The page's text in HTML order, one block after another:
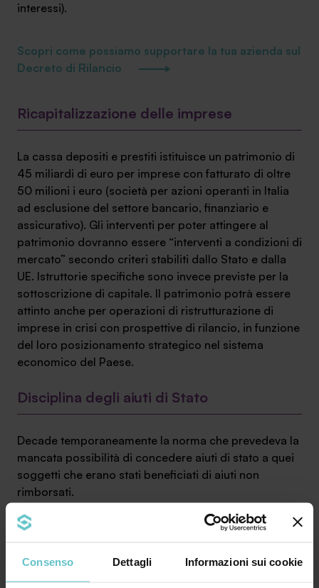
Consenso Dettagli Informazioni sui cookie
interessi).
Scopri come possiamo supportare la tua azienda sul
Decreto di Rilancio
Ricapitalizzazione delle imprese
La cassa depositi e prestiti istituisce un patrimonio di
45 miliardi di euro per imprese con fatturato di oltre
50 milioni i euro (società per azioni operanti in Italia
ad esclusione del settore bancario, finanziario e
assicurativo). Gli interventi per poter attingere al
patrimonio dovranno essere “interventi a condizioni di
mercato” secondo criteri stabiliti dallo Stato e dalla
UE. Istruttorie specifiche sono invece previste per la
sottoscrizione di capitale. Il patrimonio potrà essere
attinto anche per operazioni di ristrutturazione di
imprese in crisi con prospettive di rilancio, in funzione
del loro posizionamento strategico nel sistema
economico del Paese.
Disciplina degli aiuti di Stato
Decade temporaneamente la norma che prevedeva la
mancata possibilità di concedere aiuti di stato a quei
soggetti che erano stati beneficiati di aiuti non
rimborsati.
Passività degli istituti di credito e